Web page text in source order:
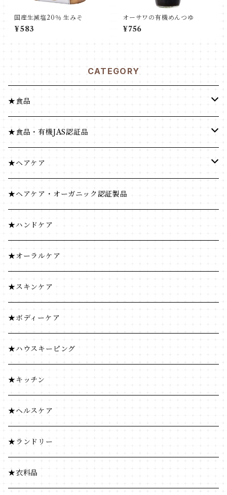
国産生減塩20％ 生みそ
¥583
オーサワの有機めんつゆ
¥756
CATEGORY
★食品
健康食品
米・小麦・シリアル
菓子類
穀物飲料・飲料
調味料
コーヒー・茶類
加工食品
豆・ごま類
ふりかけ・漬物・佃煮
海藻・乾物
★食品・有機JAS認証品
健康食品
米・小麦・シリアル
菓子類
穀物飲料・飲料
調味料
コーヒー・茶類
加工食品
豆・ごま類
ふりかけ・漬物・佃煮
海藻・乾物
★ヘアケア
ヘナ
★ヘアケア・オーガニック認証製品
★ハンドケア
★オーラルケア
★スキンケア
★ボディーケア
★ハウスキーピング
★キッチン
★ヘルスケア
★ランドリー
★衣料品